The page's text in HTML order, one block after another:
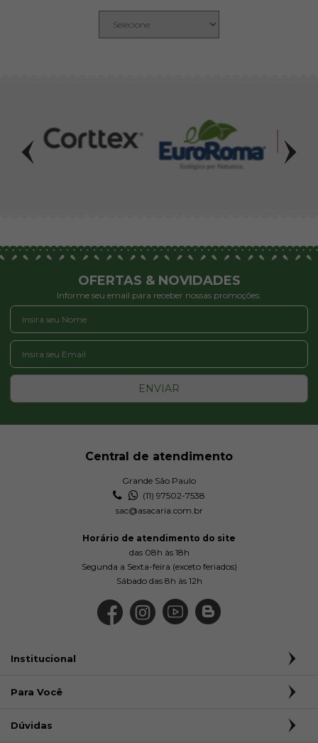
OFERTAS & NOVIDADES
Informe seu email para receber nossas promoções:
ENVIAR
Central de atendimento
Grande São Paulo
(11) 97502-7538
sac@asacaria.com.br
Horário de atendimento do site
das 08h às 18h
Segunda a Sexta-feira (exceto feriados)
Sábado das 8h às 12h
Institucional
Para Você
Dúvidas